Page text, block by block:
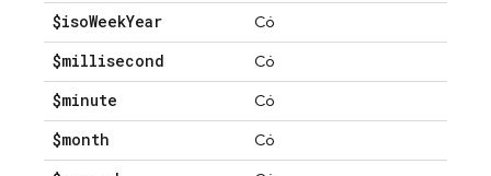
$isoWeekYear Có
$millisecond Có
$minute Có
$month Có